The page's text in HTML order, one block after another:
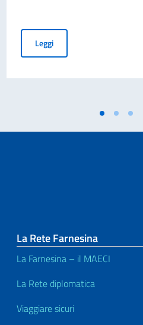
2026”
LeggiBUSINESS INSIGHTS
La Rete Farnesina
La Farnesina – il MAECI
La Rete diplomatica
Viaggiare sicuri